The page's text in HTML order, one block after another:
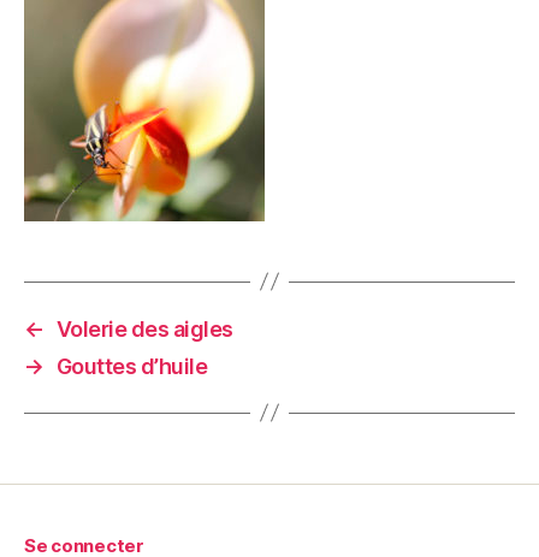
← Volerie des aigles
→
Gouttes d’huile
Se connecter